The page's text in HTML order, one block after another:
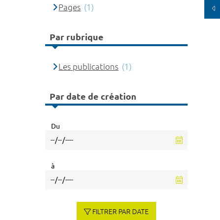
Pages (1)
Par rubrique
Les publications (1)
Par date de création
Du
à
FILTRER PAR DATE